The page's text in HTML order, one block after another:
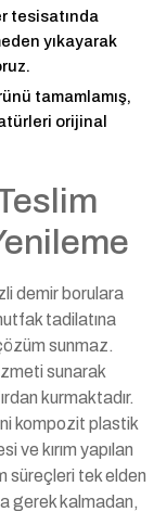
tesisatında
yıkayarak
tamamlamış,
orijinal
demir borulara
tadilatına
sunmaz.
sunarak
kurmaktadır.
kompozit plastik
ve kırım yapılan
süreçleri tek elden
gerek kalmadan,